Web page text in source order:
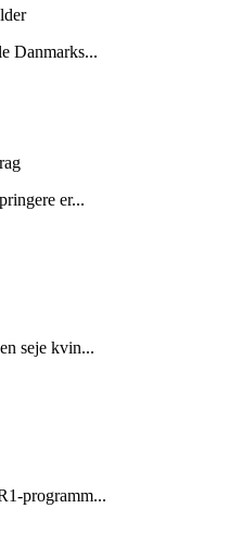
Danmarks...
er...
seje kvin...
programm...